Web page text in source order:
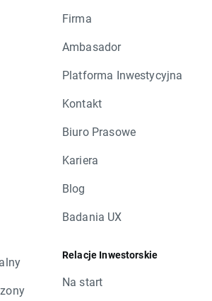
Firma
Ambasador
Platforma Inwestycyjna
Kontakt
Biuro Prasowe
Kariera
Blog
Badania UX
Relacje Inwestorskie
Na start